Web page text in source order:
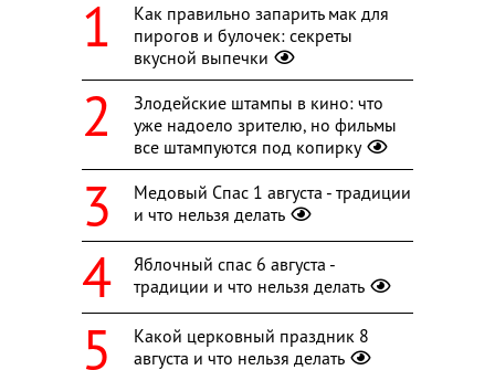
Как правильно запарить мак для
пирогов и булочек: секреты
вкусной выпечки
Злодейские штампы в кино: что
уже надоело зрителю, но фильмы
все штампуются под копирку
Медовый Спас 1 августа - традиции
и что нельзя делать
Яблочный спас 6 августа -
традиции и что нельзя делать
Какой церковный праздник 8
августа и что нельзя делать